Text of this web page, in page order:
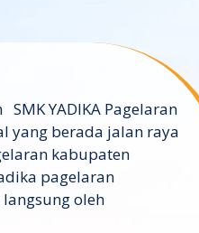
YADIKA Pagelaran
yang berada jalan raya
kabupaten
pagelaran
oleh